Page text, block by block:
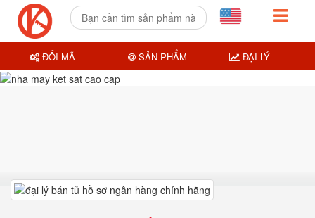
ĐỔI MÃ SẢN PHẨM ĐẠI LÝ